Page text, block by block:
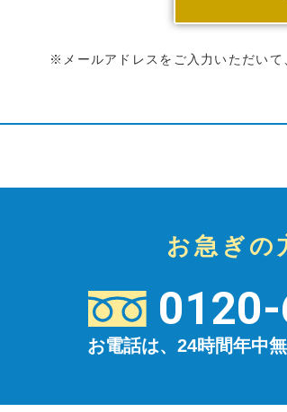
※メールアドレスをご入力いただいて
お急ぎの
お電話は、24時間年中